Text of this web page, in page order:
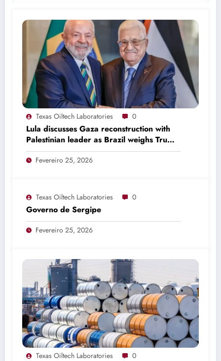
Texas Oiltech Laboratories 0
Lula discusses Gaza reconstruction with
Palestinian leader as Brazil weighs Trump
invitation
Fevereiro 25, 2026
Texas Oiltech Laboratories 0
Governo de Sergipe
Fevereiro 25, 2026
Texas Oiltech Laboratories 0